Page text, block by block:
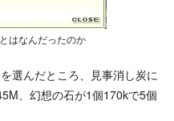
はなんだったのか
選んだところ、見事消し炭に
、幻想の石が1個170kで5個